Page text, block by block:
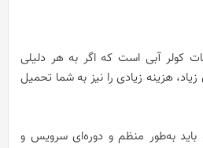
کولر آبی است که اگر به هر دلیلی
هزینه زیادی را نیز به شما تحمیل
به‌طور منظم و دوره‌ای سرویس و